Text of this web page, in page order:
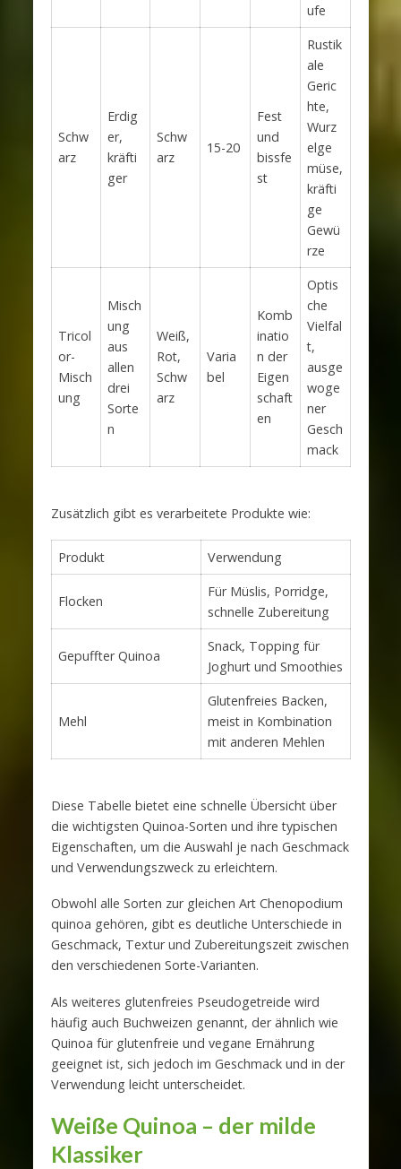
ufe
Schw
arz
Erdig
er,
kräfti
ger
Schw
arz
15-20
Fest
und
bissfe
st
Rustik
ale
Geric
hte,
Wurz
elge
müse,
kräfti
ge
Gewü
rze
Tricol
or-
Misch
ung
Misch
ung
aus
allen
drei
Sorte
n
Weiß,
Rot,
Schw
arz
Varia
bel
Komb
inatio
n der
Eigen
schaft
en
Optis
che
Vielfal
t,
ausge
woge
ner
Gesch
mack
Zusätzlich gibt es verarbeitete Produkte wie:
Produkt Verwendung
Flocken
Für Müslis, Porridge,
schnelle Zubereitung
Gepuffter Quinoa
Snack, Topping für
Joghurt und Smoothies
Mehl
Glutenfreies Backen,
meist in Kombination
mit anderen Mehlen
Diese Tabelle bietet eine schnelle Übersicht über
die wichtigsten Quinoa-Sorten und ihre typischen
Eigenschaften, um die Auswahl je nach Geschmack
und Verwendungszweck zu erleichtern.
Obwohl alle Sorten zur gleichen Art Chenopodium
quinoa gehören, gibt es deutliche Unterschiede in
Geschmack, Textur und Zubereitungszeit zwischen
den verschiedenen Sorte-Varianten.
Als weiteres glutenfreies Pseudogetreide wird
häufig auch Buchweizen genannt, der ähnlich wie
Quinoa für glutenfreie und vegane Ernährung
geeignet ist, sich jedoch im Geschmack und in der
Verwendung leicht unterscheidet.
Weiße Quinoa – der milde
Klassiker